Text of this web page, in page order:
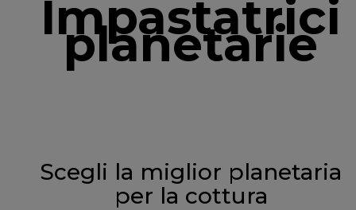
Impastatrici
planetarie
Scegli la miglior planetaria
per la cottura